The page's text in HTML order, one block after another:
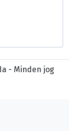
- Minden jog